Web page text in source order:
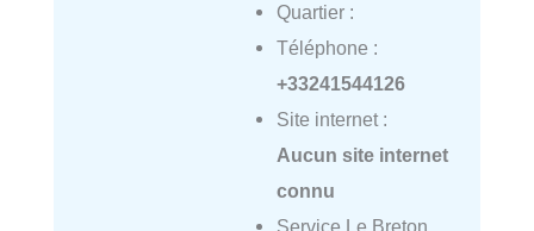
Quartier :
Téléphone :
+33241544126
Site internet :
Aucun site internet
connu
Service Le Breton